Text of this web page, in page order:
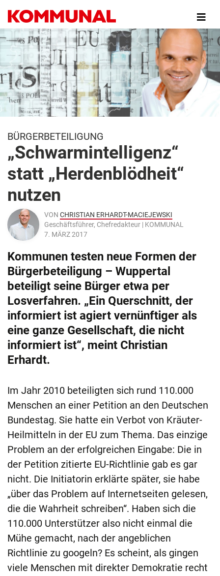
zum
Inhalt
BÜRGERBETEILIGUNG
„Schwarmintelligenz“
statt „Herdenblödheit“
nutzen
VON CHRISTIAN ERHARDT-MACIEJEWSKI
Geschäftsführer, Chefredakteur | KOMMUNAL
7. MÄRZ 2017
Kommunen testen neue Formen der
Bürgerbeteiligung – Wuppertal
beteiligt seine Bürger etwa per
Losverfahren. „Ein Querschnitt, der
informiert ist agiert vernünftiger als
eine ganze Gesellschaft, die nicht
informiert ist“, meint Christian
Erhardt.
Im Jahr 2010 beteiligten sich rund 110.000
Menschen an einer Petition an den Deutschen
Bundestag. Sie hatte ein Verbot von Kräuter-
Heilmitteln in der EU zum Thema. Das einzige
Problem an der erfolgreichen Eingabe: Die in
der Petition zitierte EU-Richtlinie gab es gar
nicht. Die Initiatorin erklärte später, sie habe
„über das Problem auf Internetseiten gelesen,
die die Wahrheit schreiben“. Haben sich die
110.000 Unterstützer also nicht einmal die
Mühe gemacht, nach der angeblichen
Richtlinie zu googeln? Es scheint, als gingen
viele Menschen mit direkter Demokratie recht